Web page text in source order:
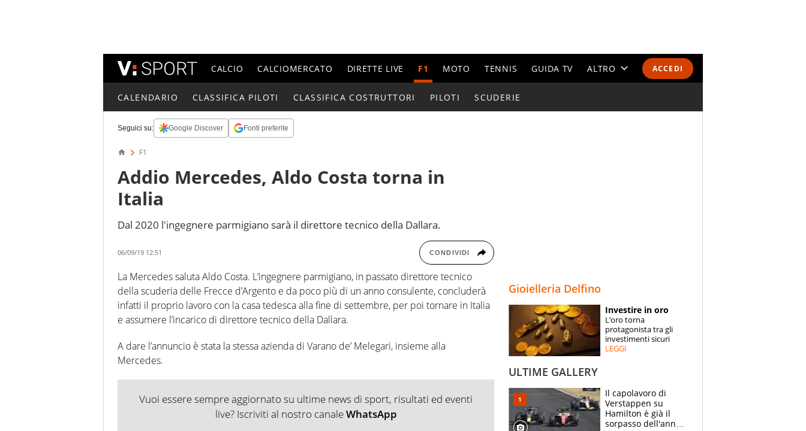
ACCEDI
CALCIO CALCIOMERCATO DIRETTE LIVE F1 MOTO TENNIS GUIDA TV ALTRO
ESPERTI
CONTATTI
CALENDARIO CLASSIFICA PILOTI CLASSIFICA COSTRUTTORI PILOTI SCUDERIE
Seguici su: Google Discover Fonti preferite
F1
Addio Mercedes, Aldo Costa torna in
Italia
Dal 2020 l'ingegnere parmigiano sarà il direttore tecnico della Dallara.
06/09/19 12:51 CONDIVIDI
La Mercedes saluta Aldo Costa. L’ingegnere parmigiano, in passato direttore tecnico
della scuderia delle Frecce d’Argento e da poco più di un anno consulente, concluderà
infatti il proprio lavoro con la casa tedesca alla fine di settembre, per poi tornare in Italia
e assumere l’incarico di direttore tecnico della Dallara.
A dare l’annuncio è stata la stessa azienda di Varano de’ Melegari, insieme alla
Mercedes.
Vuoi essere sempre aggiornato su ultime news di sport, risultati ed eventi
live? Iscriviti al nostro canaleWhatsApp
Gioielleria Delfino
Investire in oro
L’oro torna
protagonista tra gli
investimenti sicuri
LEGGI
ULTIME GALLERY
Il capolavoro di
Verstappen su
Hamilton è già il
sorpasso dell'anno: